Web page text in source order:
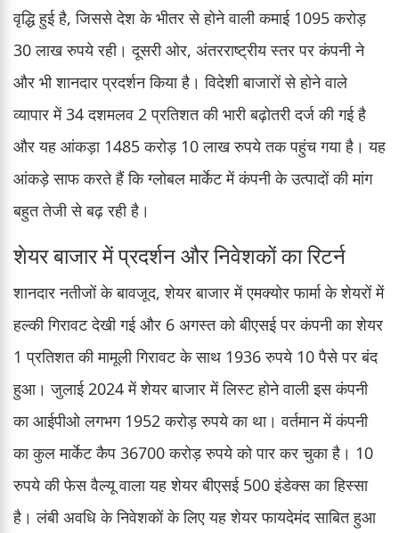
वृद्धि हुई है, जिससे देश के भीतर से होने वाली कमाई 1095 करोड़
30 लाख रुपये रही। दूसरी ओर, अंतरराष्ट्रीय स्तर पर कंपनी ने
और भी शानदार प्रदर्शन किया है। विदेशी बाजारों से होने वाले
व्यापार में 34 दशमलव 2 प्रतिशत की भारी बढ़ोतरी दर्ज की गई है
और यह आंकड़ा 1485 करोड़ 10 लाख रुपये तक पहुंच गया है। यह
आंकड़े साफ करते हैं कि ग्लोबल मार्केट में कंपनी के उत्पादों की मांग
बहुत तेजी से बढ़ रही है।
शेयर बाजार में प्रदर्शन और निवेशकों का रिटर्न
शानदार नतीजों के बावजूद, शेयर बाजार में एमक्योर फार्मा के शेयरों में
हल्की गिरावट देखी गई और 6 अगस्त को बीएसई पर कंपनी का शेयर
1 प्रतिशत की मामूली गिरावट के साथ 1936 रुपये 10 पैसे पर बंद
हुआ। जुलाई 2024 में शेयर बाजार में लिस्ट होने वाली इस कंपनी
का आईपीओ लगभग 1952 करोड़ रुपये का था। वर्तमान में कंपनी
का कुल मार्केट कैप 36700 करोड़ रुपये को पार कर चुका है। 10
रुपये की फेस वैल्यू वाला यह शेयर बीएसई 500 इंडेक्स का हिस्सा
है। लंबी अवधि के निवेशकों के लिए यह शेयर फायदेमंद साबित हुआ